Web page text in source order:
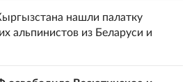
нашли палатку
альпинистов из Беларуси и